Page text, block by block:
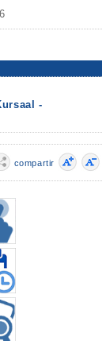
-
compartir